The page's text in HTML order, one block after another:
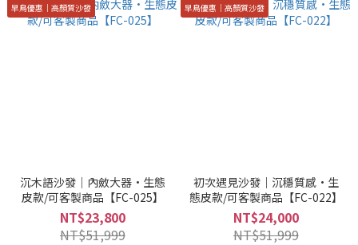
早鳥優惠｜高顏質沙發
沉木語沙發｜內斂大器·生態
皮款/可客製商品【FC-025】
NT$23,800
NT$51,999
早鳥優惠｜高顏質沙發
初次遇見沙發｜沉穩質感·生
態皮款/可客製商品【FC-022】
NT$24,000
NT$51,999